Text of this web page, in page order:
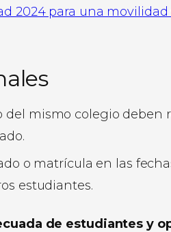
2024 para una
del mismo colegio deben
o matrícula en las
estudiantes.
de estudiantes y